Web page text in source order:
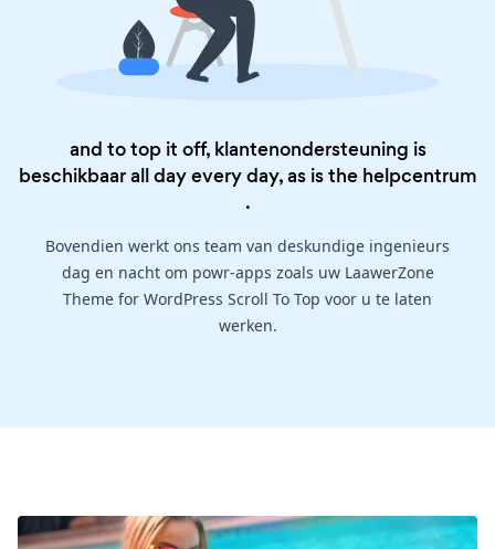
and to top it off, klantenondersteuning is
beschikbaar all day every day, as is the helpcentrum
.
Bovendien werkt ons team van deskundige ingenieurs
dag en nacht om powr-apps zoals uw LaawerZone
Theme for WordPress Scroll To Top voor u te laten
werken.